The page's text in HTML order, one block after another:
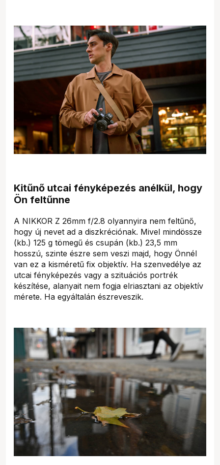
Kitűnő utcai fényképezés anélkül, hogy
Ön feltűnne
A NIKKOR Z 26mm f/2.8 olyannyira nem feltűnő,
hogy új nevet ad a diszkréciónak. Mivel mindössze
(kb.) 125 g tömegű és csupán (kb.) 23,5 mm
hosszú, szinte észre sem veszi majd, hogy Önnél
van ez a kisméretű fix objektív. Ha szenvedélye az
utcai fényképezés vagy a szituációs portrék
készítése, alanyait nem fogja elriasztani az objektív
mérete. Ha egyáltalán észreveszik.